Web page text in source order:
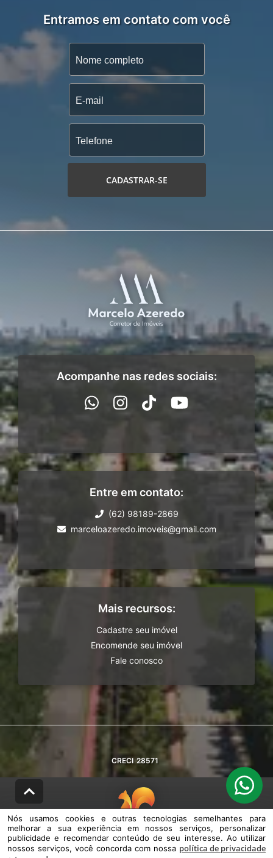
Entramos em contato com você
CADASTRAR-SE
Acompanhe nas redes sociais:
Entre em contato:
(62) 98189-2869
marceloazeredo.imoveis@gmail.com
Mais recursos:
Cadastre seu imóvel
Encomende seu imóvel
Fale conosco
CRECI 28571
© DESENVOLVIDO PELAAGIL.NET
Nós usamos cookies e outras tecnologias semelhantes para melhorar a
Nós usamos cookies e outras tecnologias semelhantes para
melhorar a sua experiência em nossos serviços, personalizar
publicidade e recomendar conteúdo de seu interesse. Ao utilizar
nossos serviços, você concorda com nossa política de privacidade